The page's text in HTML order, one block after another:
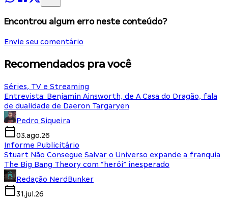
Encontrou algum erro neste conteúdo?
Envie seu comentário
Recomendados pra você
Séries, TV e Streaming
Entrevista: Benjamin Ainsworth, de A Casa do Dragão, fala
de dualidade de Daeron Targaryen
Pedro Siqueira
03.ago.26
Informe Publicitário
Stuart Não Consegue Salvar o Universo expande a franquia
The Big Bang Theory com “herói” inesperado
Redação NerdBunker
31.jul.26